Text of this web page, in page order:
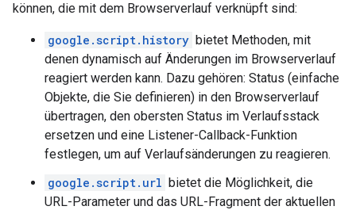
können, die mit dem Browserverlauf verknüpft sind:
google.script.history bietet Methoden, mit
denen dynamisch auf Änderungen im Browserverlauf
reagiert werden kann. Dazu gehören: Status (einfache
Objekte, die Sie definieren) in den Browserverlauf
übertragen, den obersten Status im Verlaufsstack
ersetzen und eine Listener-Callback-Funktion
festlegen, um auf Verlaufsänderungen zu reagieren.
google.script.url bietet die Möglichkeit, die
URL-Parameter und das URL-Fragment der aktuellen